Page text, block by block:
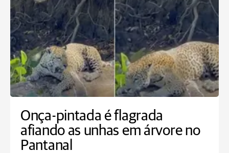
Onça-pintada é flagrada
afiando as unhas em árvore no
Pantanal